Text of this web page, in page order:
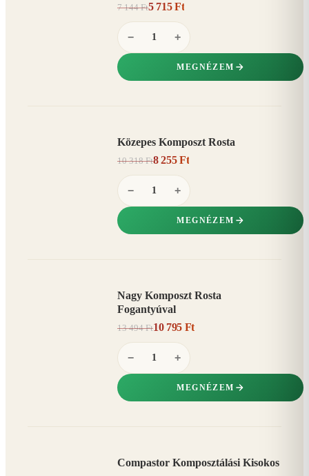
7 144 Ft5 715 Ft
− +
MEGNÉZEM
Közepes Komposzt Rosta
10 318 Ft8 255 Ft
− +
MEGNÉZEM
Nagy Komposzt Rosta
Fogantyúval
13 494 Ft10 795 Ft
− +
MEGNÉZEM
Compastor Komposztálási Kisokos